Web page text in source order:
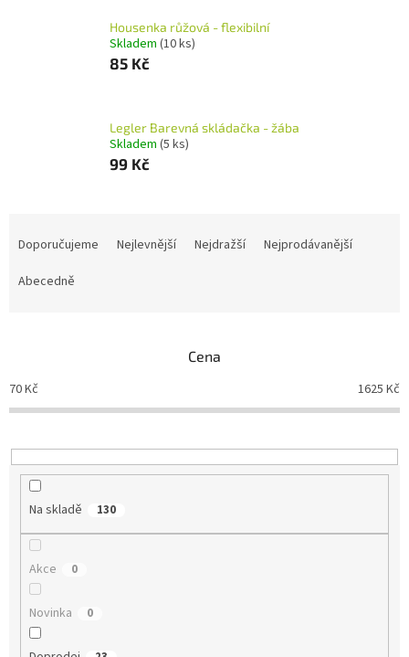
Housenka růžová - flexibilní
Skladem (10 ks)
85 Kč
Legler Barevná skládačka - žába
Skladem (5 ks)
99 Kč
o
d
k
t
Doporučujeme Nejlevnější Nejdražší
Nejprodávanější
Abecedně
Cena
70Kč 1625 Kč
Na skladě 130
Akce 0
Novinka 0